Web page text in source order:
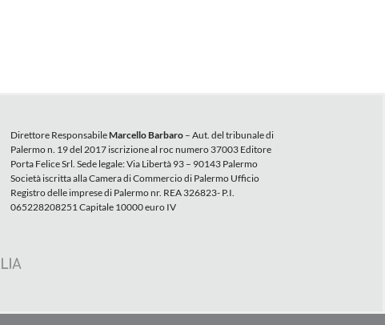
Direttore ResponsabileMarcello Barbaro– Aut. del tribunale di
Palermo n. 19 del 2017 iscrizione al roc numero 37003 Editore
Porta Felice Srl. Sede legale: Via Libertà 93 – 90143 Palermo
Società iscritta alla Camera di Commercio di Palermo Ufficio
Registro delle imprese di Palermo nr. REA 326823- P.I.
065228208251 Capitale 10000 euro IV